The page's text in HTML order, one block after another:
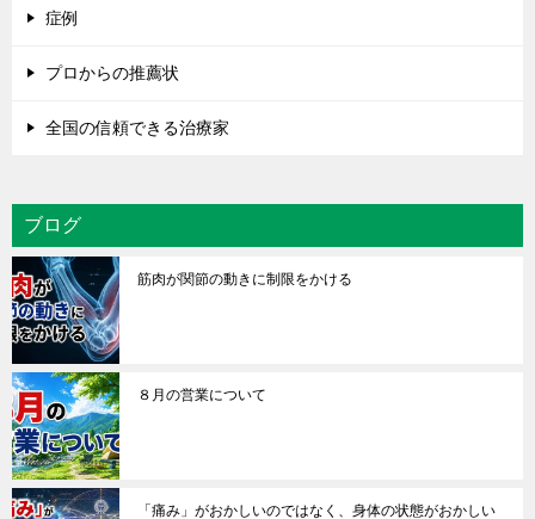
症例
プロからの推薦状
全国の信頼できる治療家
ブログ
筋肉が関節の動きに制限をかける
８月の営業について
「痛み」がおかしいのではなく、身体の状態がおかしい